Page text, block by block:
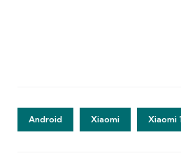
Android Xiaomi Xiaomi